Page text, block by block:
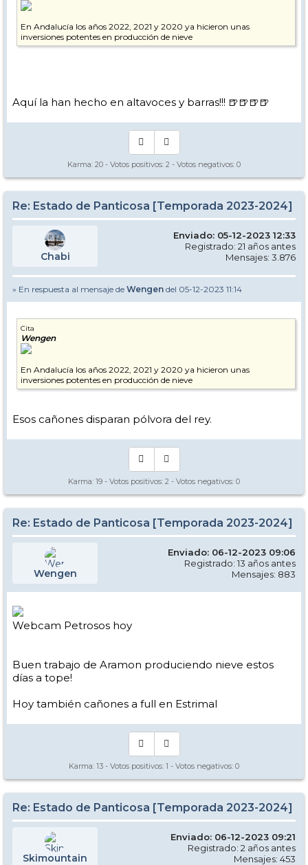
En Andalucía los años 2022, 2021 y 2020 ya hicieron unas
inversiones potentes en producción de nieve
Aquí la han hecho en altavoces y barras!!! 🍺🍺🍺🍺
Karma: 20 - Votos positivos: 2 - Votos negativos: 0
Re: Estado de Panticosa [Temporada 2023-2024]
Chabi
Enviado: 05-12-2023 12:33
Registrado: 21 años antes
Mensajes: 3.876
» En respuesta al mensaje de Wengen del 05-12-2023 11:14
Cita
Wengen
En Andalucía los años 2022, 2021 y 2020 ya hicieron unas
inversiones potentes en producción de nieve
Esos cañones disparan pólvora del rey.
Karma: 19 - Votos positivos: 2 - Votos negativos: 0
Re: Estado de Panticosa [Temporada 2023-2024]
Wengen
Enviado: 06-12-2023 09:06
Registrado: 13 años antes
Mensajes: 883
Webcam Petrosos hoy
Buen trabajo de Aramon produciendo nieve estos
días a tope!
Hoy también cañones a full en Estrimal
Karma: 13 - Votos positivos: 1 - Votos negativos: 0
Re: Estado de Panticosa [Temporada 2023-2024]
Skimountain
Enviado: 06-12-2023 09:21
Registrado: 2 años antes
Mensajes: 453